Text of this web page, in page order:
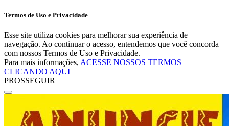
Termos de Uso e Privacidade
Esse site utiliza cookies para melhorar sua experiência de
navegação. Ao continuar o acesso, entendemos que você concorda
com nossos Termos de Uso e Privacidade.
Para mais informações, ACESSE NOSSOS TERMOS
CLICANDO AQUI
PROSSEGUIR